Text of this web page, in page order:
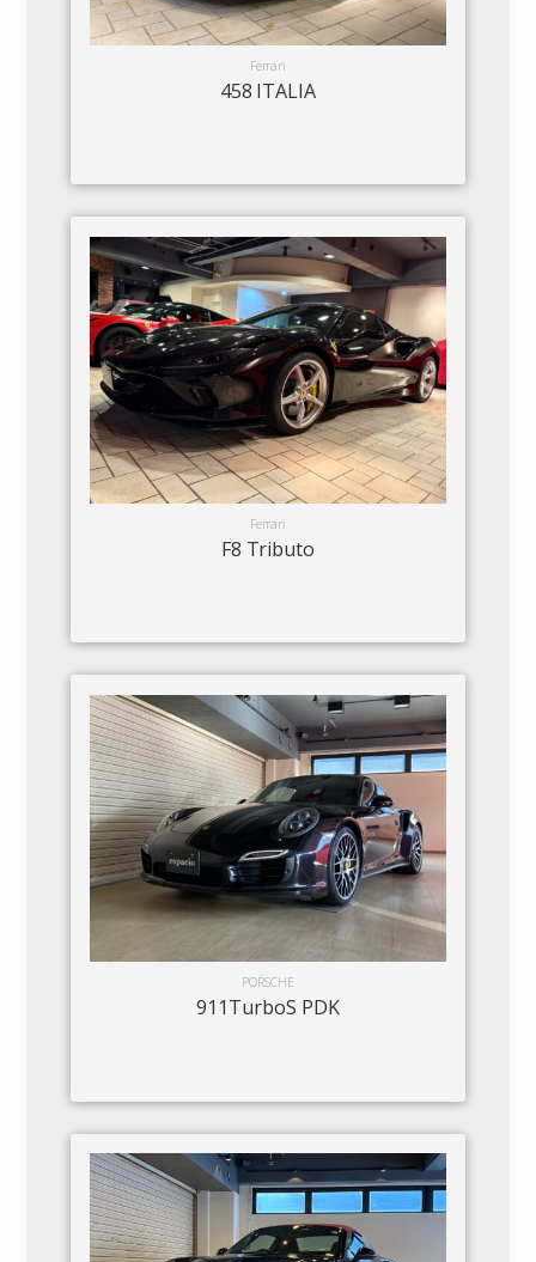
Ferrari
458 ITALIA
Ferrari
F8 Tributo
PORSCHE
911TurboS PDK